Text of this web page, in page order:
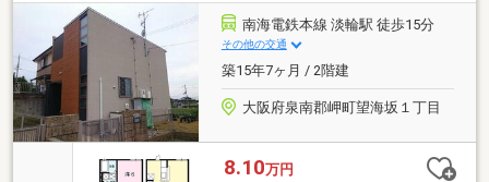
南海電鉄本線 淡輪駅 徒歩15分
その他の交通
築15年7ヶ月 / 2階建
大阪府泉南郡岬町望海坂１丁目
8.10万円